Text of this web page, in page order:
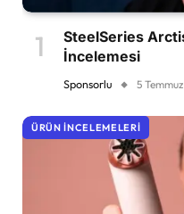
SteelSeries
İncelemesi
Sponsorlu 5
ÜRÜN İNCELEMELERI